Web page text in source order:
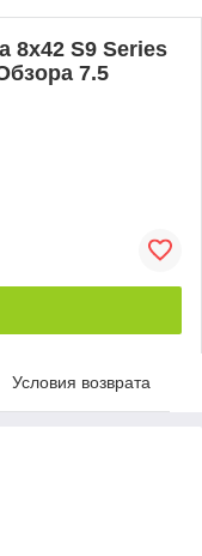
8x42 S9 Series
7.5
Условия возврата